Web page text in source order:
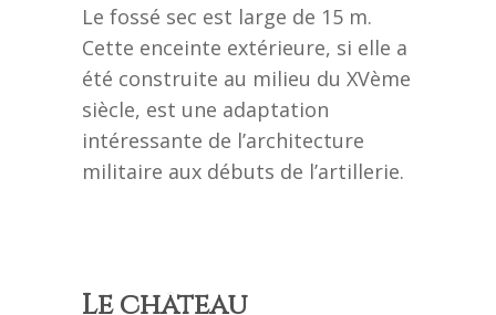
Le fossé sec est large de 15 m.
Cette enceinte extérieure, si elle a
été construite au milieu du XVème
siècle, est une adaptation
intéressante de l’architecture
militaire aux débuts de l’artillerie.
Le château